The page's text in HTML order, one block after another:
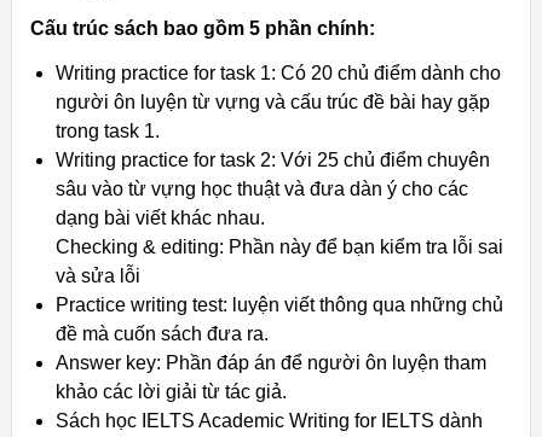
Cấu trúc sách bao gồm 5 phần chính:
Writing practice for task 1: Có 20 chủ điểm dành cho
người ôn luyện từ vựng và cấu trúc đề bài hay gặp
trong task 1.
Writing practice for task 2: Với 25 chủ điểm chuyên
sâu vào từ vựng học thuật và đưa dàn ý cho các
dạng bài viết khác nhau.
Checking & editing: Phần này để bạn kiểm tra lỗi sai
và sửa lỗi
Practice writing test: luyện viết thông qua những chủ
đề mà cuốn sách đưa ra.
Answer key: Phần đáp án để người ôn luyện tham
khảo các lời giải từ tác giả.
Sách học IELTS Academic Writing for IELTS dành